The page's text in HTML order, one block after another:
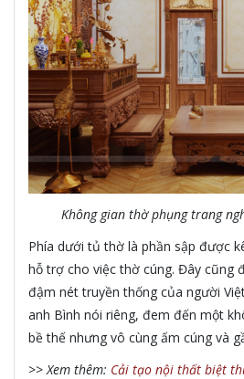
Không gian thờ phụng trang
Phía dưới tủ thờ là phần sập được
hỗ trợ cho việc thờ cúng. Đây cũng
đậm nét truyền thống của người
anh Bình nói riêng, đem đến một
bề thế nhưng vô cùng ấm cúng và
>> Xem thêm: Cải tạo nội thất biệt